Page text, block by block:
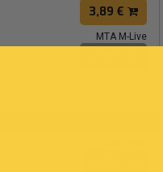
3,89 €
MTA M-Live